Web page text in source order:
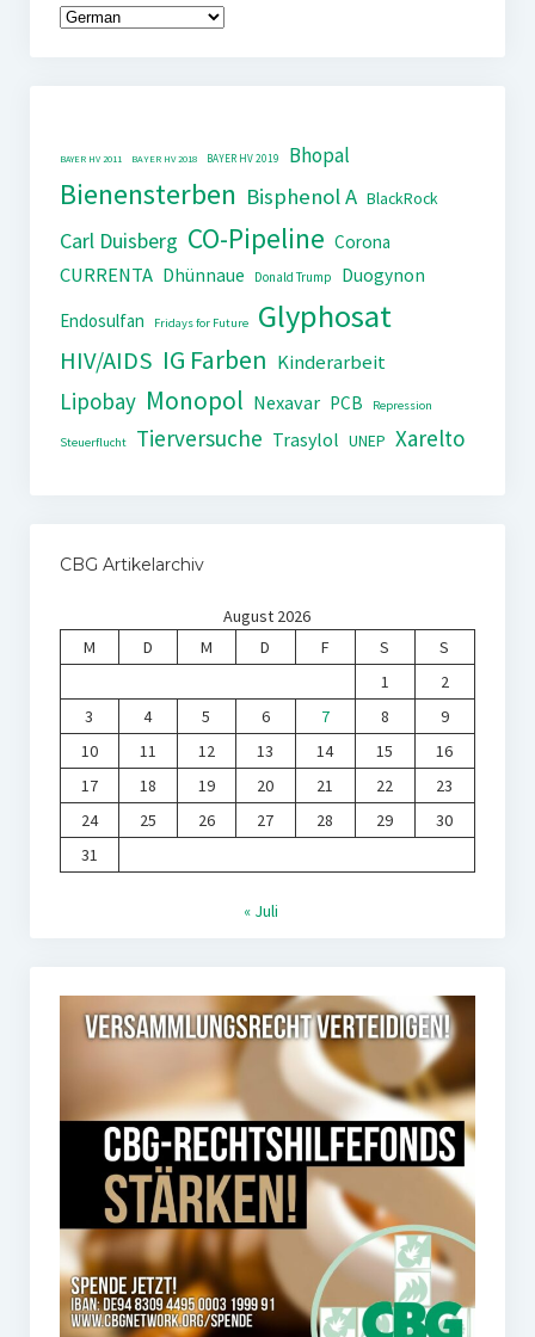
BAYER HV 2011 BAYER HV 2018 BAYER HV 2019 Bhopal
Bienensterben Bisphenol A BlackRock
Carl Duisberg CO-Pipeline Corona
CURRENTA Dhünnaue Donald Trump
Duogynon
Endosulfan
Fridays for Future Glyphosat
HIV/AIDS IG Farben Kinderarbeit
Lipobay Monopol Nexavar PCB Repression
Steuerflucht Tierversuche Trasylol UNEP Xarelto
CBG Artikelarchiv
August 2026
M
D M D F S
S
1
2
3
4 5 6 7 8
9
10
11 12 13 14 15
16
17
18 19 20 21 22
23
24
25 26 27 28 29
30
31
« Juli